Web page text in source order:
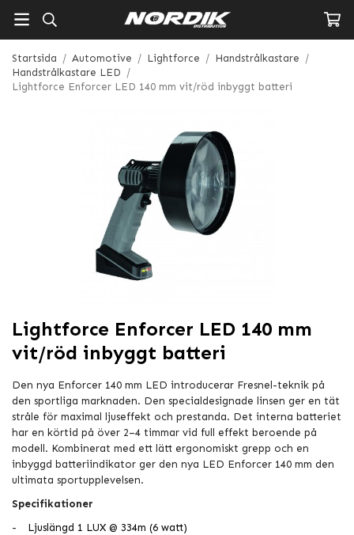
Startsida / Automotive / Lightforce / Handstrålkastare /
Handstrålkastare LED /
Lightforce Enforcer LED 140 mm vit/röd inbyggt batteri
Lightforce Enforcer LED 140 mm
vit/röd inbyggt batteri
Den nya Enforcer 140 mm LED introducerar Fresnel-teknik på
den sportliga marknaden. Den specialdesignade linsen ger en tät
stråle för maximal ljuseffekt och prestanda. Det interna batteriet
har en körtid på över 2–4 timmar vid full effekt beroende på
modell. Kombinerat med ett lätt ergonomiskt grepp och en
inbyggd batteriindikator ger den nya LED Enforcer 140 mm den
ultimata sportupplevelsen.
Specifikationer
-
Ljuslängd 1 LUX @ 334m (6 watt)